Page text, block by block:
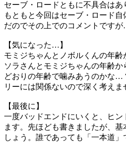
セーブ・ロードともに不具合はあ
もともと今回はセーブ・ロード
だのでその上でのコメントです
【気になった…】
モミジちゃんとノボルくんの年齢
ソラさんとモミジちゃんの年齢
どおりの年齢で噛みあうのかな…
リーには関係ないので深く考え
【最後に】
一度バッドエンドにいくと、ヒ
ます。先ほども書きましたが、
しょう。誰であっても「一本道